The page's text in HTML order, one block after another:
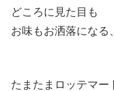
どころに見た目も
お味もお洒落になる
たまたまロッテマー